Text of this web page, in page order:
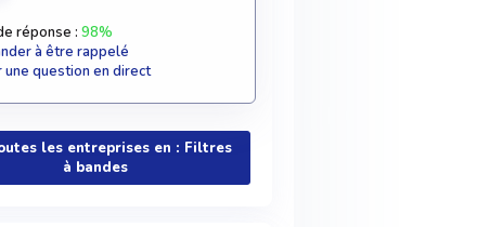
réponse : 98%
à être rappelé
une question en direct
les entreprises en : Filtres
à bandes